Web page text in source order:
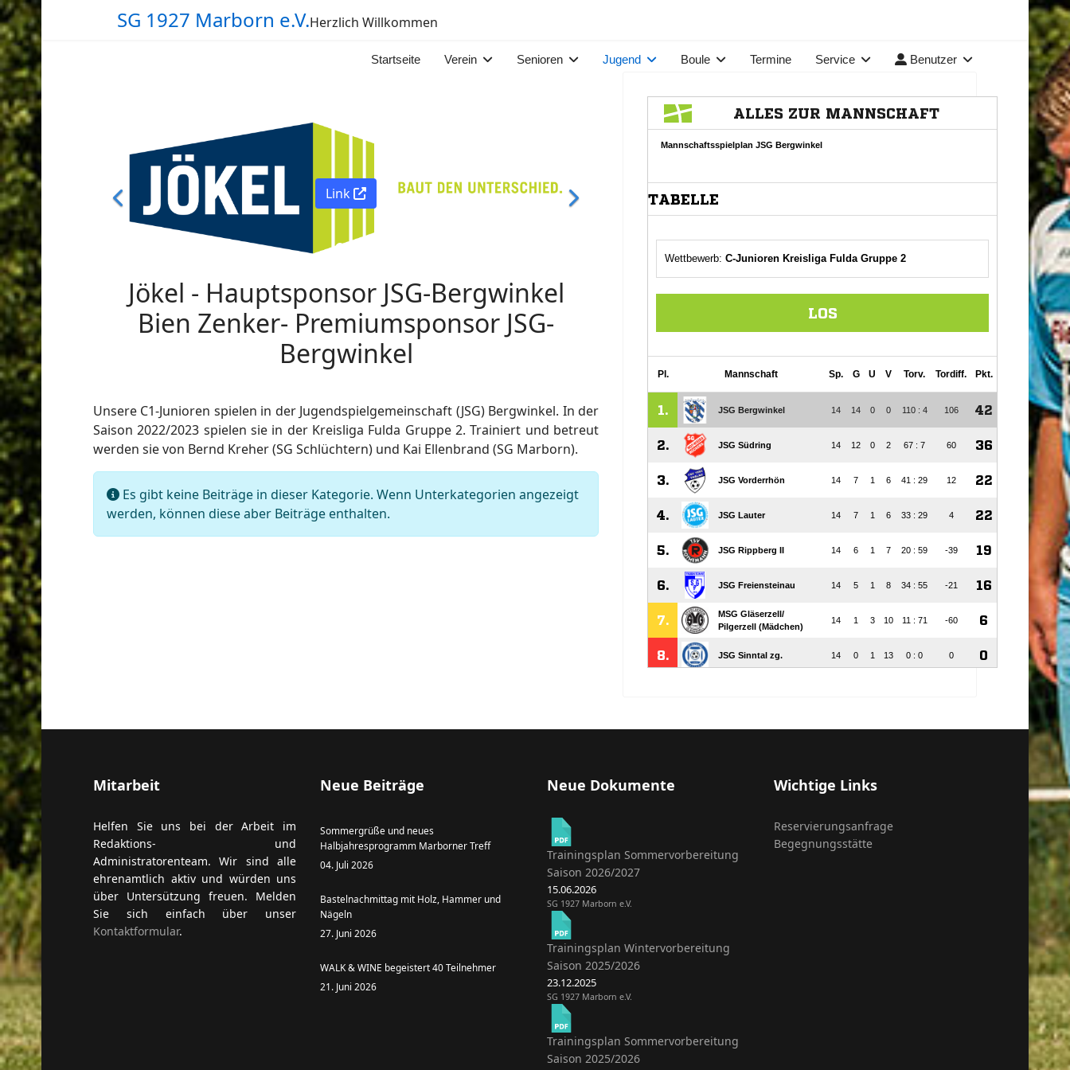
SG 1927 Marborn e.V.Herzlich Willkommen
Startseite Verein Senioren Jugend Boule Termine Service Benutzer
Jökel - Hauptsponsor JSG-Bergwinkel
Bien Zenker- Premiumsponsor JSG-
Bergwinkel
Unsere C1-Junioren spielen in der Jugendspielgemeinschaft (JSG) Bergwinkel. In der
Saison 2022/2023 spielen sie in der Kreisliga Fulda Gruppe 2. Trainiert und betreut
werden sie von Bernd Kreher (SG Schlüchtern) und Kai Ellenbrand (SG Marborn).
Information
Es gibt keine Beiträge in dieser Kategorie. Wenn Unterkategorien angezeigt
werden, können diese aber Beiträge enthalten.
Mitarbeit
Helfen Sie uns bei der Arbeit im
Redaktions- und
Administratorenteam. Wir sind alle
ehrenamtlich aktiv und würden uns
über Untersützung freuen. Melden
Sie sich einfach über unser
Kontaktformular.
Neue Beiträge
Sommergrüße und neues
Halbjahresprogramm Marborner Treff
04. Juli 2026
Bastelnachmittag mit Holz, Hammer und
Nägeln
27. Juni 2026
WALK & WINE begeistert 40 Teilnehmer
21. Juni 2026
Neue Dokumente
Trainingsplan Sommervorbereitung
Saison 2026/2027
15.06.2026
SG 1927 Marborn e.V.
Trainingsplan Wintervorbereitung
Saison 2025/2026
23.12.2025
SG 1927 Marborn e.V.
Trainingsplan Sommervorbereitung
Saison 2025/2026
Wichtige Links
Reservierungsanfrage
Begegnungsstätte
anzeigen